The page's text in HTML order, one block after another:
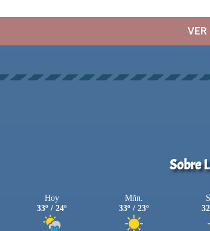
VER
Sobre
Hoy
33º / 24º
Mñn.
33º / 23º